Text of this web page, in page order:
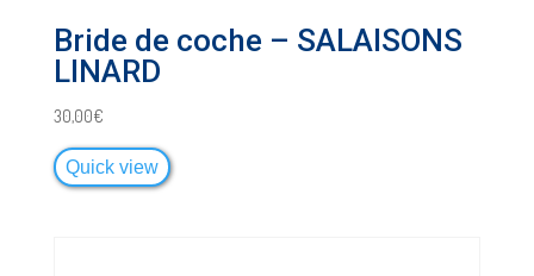
Bride de coche – SALAISONS
LINARD
30,00€
Quick view